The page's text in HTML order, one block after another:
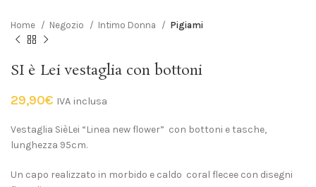
Home Negozio Intimo Donna Pigiami
SI è Lei vestaglia con bottoni
29,90€ IVA inclusa
Vestaglia SièLei “Linea new flower” con bottoni e tasche,
lunghezza 95cm.
Un capo realizzato in morbido e caldo coral flecee con disegni